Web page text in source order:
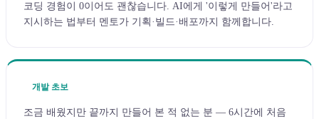
코딩 경험이 0이어도 괜찮습니다. AI에게 '이렇게 만들어'라고
지시하는 법부터 멘토가 기획·빌드·배포까지 함께합니다.
개발 초보
조금 배웠지만 끝까지 만들어 본 적 없는 분 — 6시간에 처음